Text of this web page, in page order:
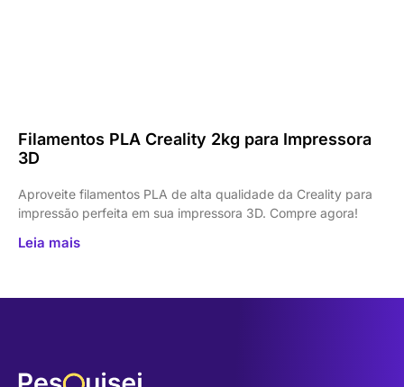
Filamentos PLA Creality 2kg para Impressora
3D
Aproveite filamentos PLA de alta qualidade da Creality para
impressão perfeita em sua impressora 3D. Compre agora!
Leia mais